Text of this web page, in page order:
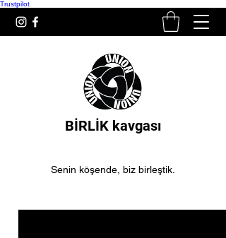
Trustpilot
BİRLİK kavgası
Senin köşende, biz birleştik.